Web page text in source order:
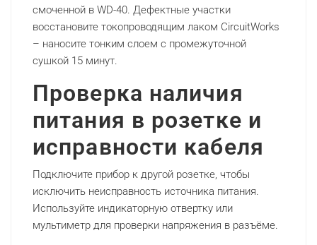
смоченной в WD-40. Дефектные участки
восстановите токопроводящим лаком CircuitWorks
– наносите тонким слоем с промежуточной
сушкой 15 минут.
Проверка наличия
питания в розетке и
исправности кабеля
Подключите прибор к другой розетке, чтобы
исключить неисправность источника питания.
Используйте индикаторную отвертку или
мультиметр для проверки напряжения в разъёме.